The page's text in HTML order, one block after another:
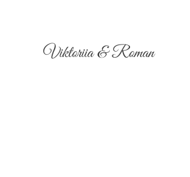
Viktoriia & Roman